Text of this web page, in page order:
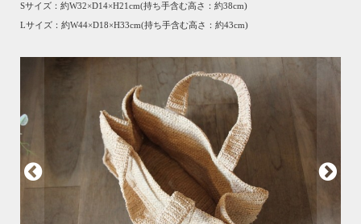
Sサイズ：約W32×D14×H21cm(持ち手含む高さ：約38cm)
Lサイズ：約W44×D18×H33cm(持ち手含む高さ：約43cm)